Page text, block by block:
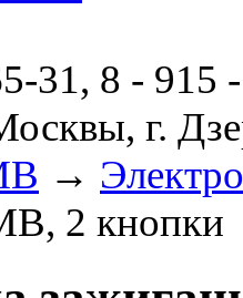
31, 8 - 915
г.
→
2 кнопки